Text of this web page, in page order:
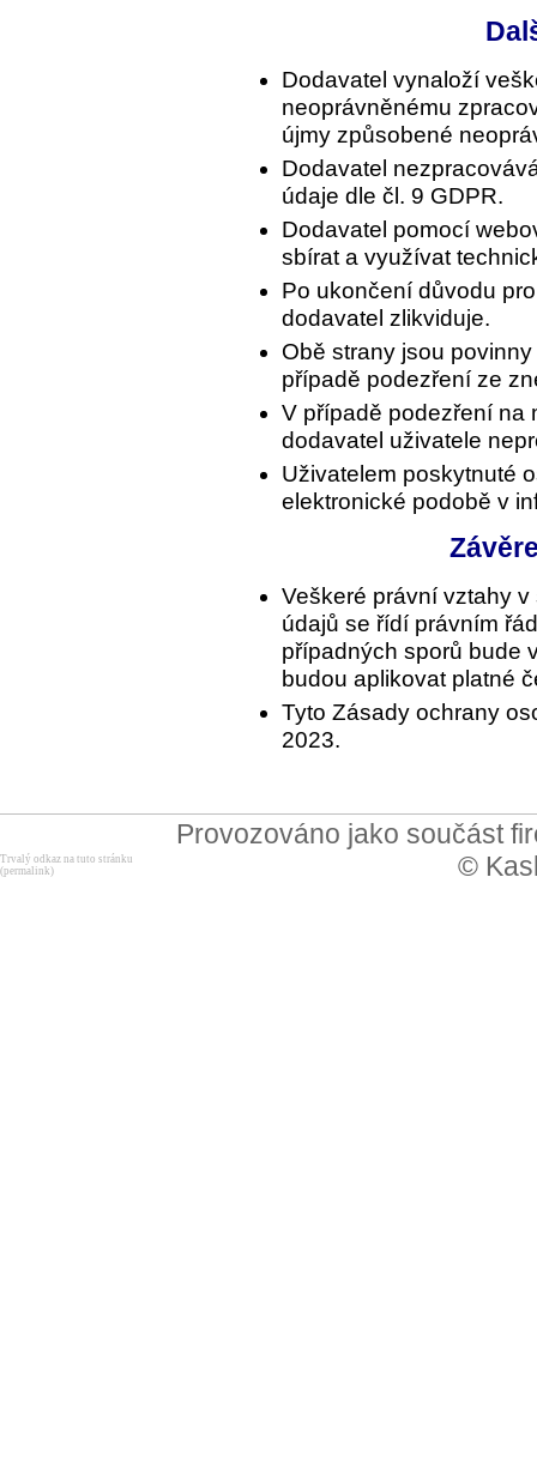
Dodavatel vynaloží
neoprávněnému
újmy způsobené
Dodavatel
údaje dle čl. 9 GDPR.
Dodavatel pomocí
sbírat a využívat
Po ukončení důvodu
dodavatel zlikviduje.
Obě strany jsou
případě podezření ze
V případě podezření na
dodavatel uživatele
Uživatelem poskytnuté
elektronické podobě v
Veškeré právní vztahy
údajů se řídí právním
případných sporů bude
budou aplikovat platné
Tyto Zásady ochrany
2023.
Provozováno jako součást
©
Trvalý odkaz na tuto stránku
(permalink)